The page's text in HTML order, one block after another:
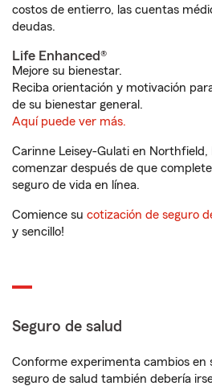
costos de entierro, las cuentas
deudas.
Life Enhanced®
Mejore su bienestar.
Reciba orientación y motivación
de su bienestar general.
Aquí puede ver más.
Carinne Leisey-Gulati en Northfield,
comenzar después de que
seguro de vida en línea.
Comience su cotización de seguro
y sencillo!
Seguro de salud
Conforme experimenta cambios en
seguro de salud también debería